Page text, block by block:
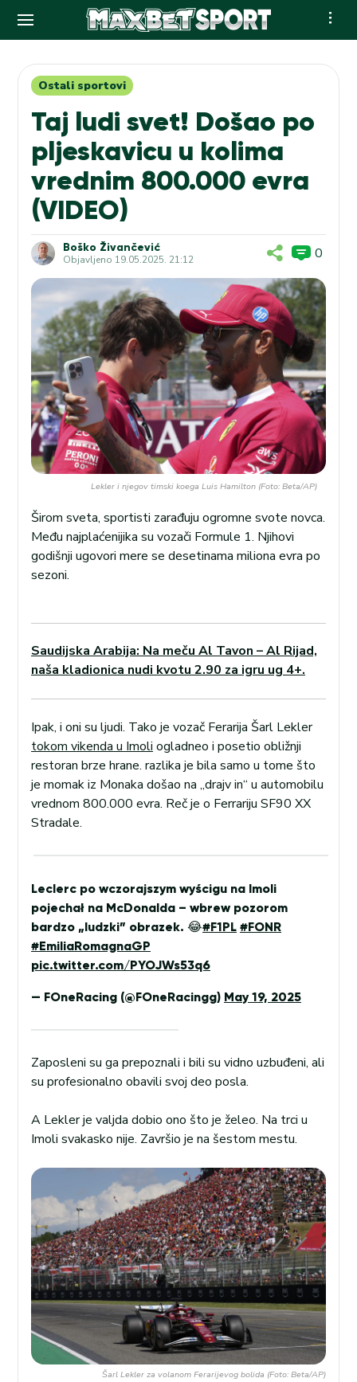
contentOstali sportovi
Taj ludi svet! Došao po
pljeskavicu u kolima
vrednim 800.000 evra
(VIDEO)
Boško Živančević
Objavljeno 19.05.2025. 21:12 0
Lekler i njegov timski koega Luis Hamilton (Foto: Beta/AP)
Širom sveta, sportisti zarađuju ogromne svote novca.
Među najplaćenijika su vozači Formule 1. Njihovi
godišnji ugovori mere se desetinama miliona evra po
sezoni.
Saudijska Arabija: Na meču Al Tavon – Al Rijad,
naša kladionica nudi kvotu 2.90 za igru ug 4+.
Ipak, i oni su ljudi. Tako je vozač Ferarija Šarl Lekler
tokom vikenda u Imoli ogladneo i posetio obližnji
restoran brze hrane. razlika je bila samo u tome što
je momak iz Monaka došao na „drajv in“ u automobilu
vrednom 800.000 evra. Reč je o Ferrariju SF90 XX
Stradale.
Leclerc po wczorajszym wyścigu na Imoli
pojechał na McDonalda – wbrew pozorom
bardzo „ludzki” obrazek. 😂#F1PL #FONR
#EmiliaRomagnaGP
pic.twitter.com/PYOJWs53q6
— FOneRacing (@FOneRacingg) May 19, 2025
Zaposleni su ga prepoznali i bili su vidno uzbuđeni, ali
su profesionalno obavili svoj deo posla.
A Lekler je valjda dobio ono što je želeo. Na trci u
Imoli svakasko nije. Završio je na šestom mestu.
Šarl Lekler za volanom Ferarijevog bolida (Foto: Beta/AP)